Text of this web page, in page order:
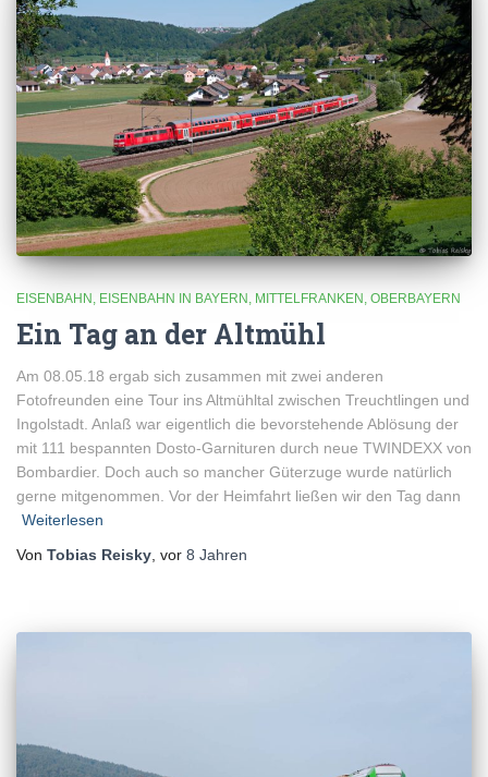
EISENBAHN EISENBAHN IN BAYERN MITTELFRANKEN OBERBAYERN
Ein Tag an der Altmühl
Am 08.05.18 ergab sich zusammen mit zwei anderen
Fotofreunden eine Tour ins Altmühltal zwischen Treuchtlingen und
Ingolstadt. Anlaß war eigentlich die bevorstehende Ablösung der
mit 111 bespannten Dosto-Garnituren durch neue TWINDEXX von
Bombardier. Doch auch so mancher Güterzuge wurde natürlich
gerne mitgenommen. Vor der Heimfahrt ließen wir den Tag dann
Weiterlesen
Von Tobias Reisky , vor 8 Jahren